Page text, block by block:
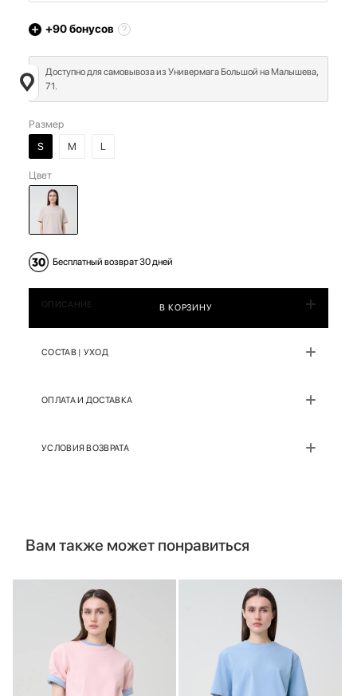
+90бонусов
Доступно для самовывоза из Универмага Большой на Малышева,
71.
Размер
S
M L
Цвет
Бесплатный возврат 30 дней
В КОРЗИНУ
ОПИСАНИЕ
СОСТАВ | УХОД
ОПЛАТА И ДОСТАВКА
УСЛОВИЯ ВОЗВРАТА
Вам также может понравиться